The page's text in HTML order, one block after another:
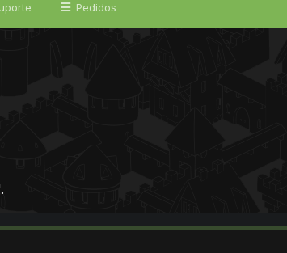
Pedidos